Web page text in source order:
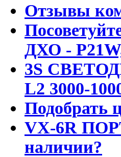
Отзывы
ДХО -
3S
L2 3000-
Подобрать
VX-6R
наличии?